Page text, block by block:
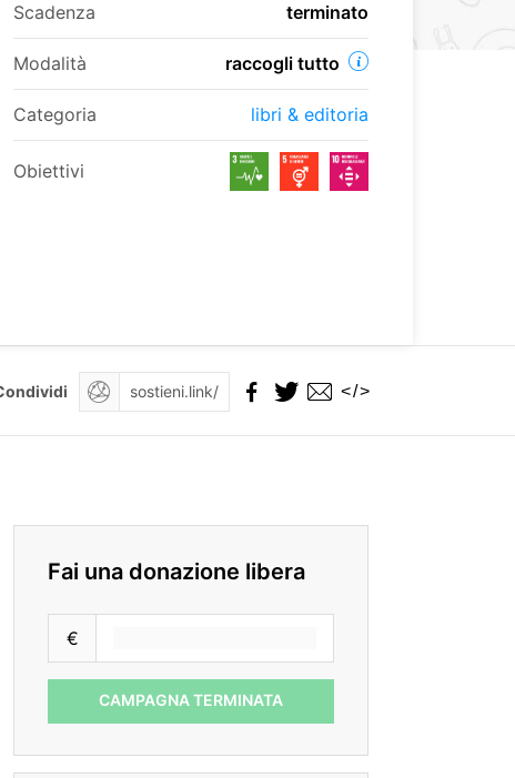
Scadenza terminato
Modalità raccogli tutto
Categoria libri & editoria
Obiettivi
</>
Fai una donazione libera
€
CAMPAGNA TERMINATA